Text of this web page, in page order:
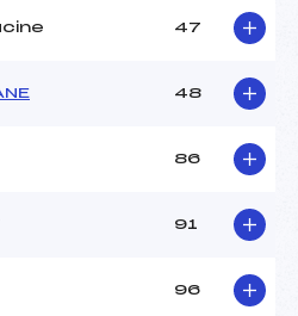
47
48
86
91
96